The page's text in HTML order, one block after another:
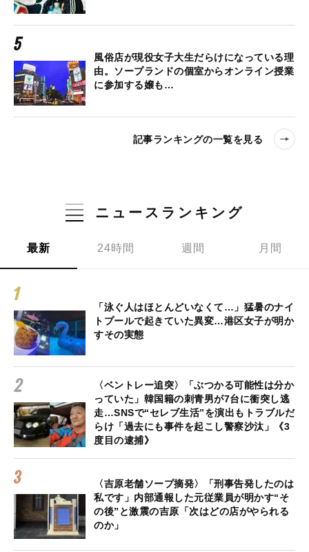
風俗店が現役女子大生だらけになっている理
由。ソープランドの個室からオンライン授業
に参加する嬢も…
記事ランキングの一覧を見る
ニュースランキング
最新 24時間 週間 月間
「泳ぐ人はほとんどいなくて…」猛暑のナイ
トプールで起きていた異変…港区女子が明か
すその実態
〈ベントレー追突〉「ぶつかる可能性は分か
っていた」韓国籍の刺青男が7台に衝突し逃
走…SNSで“セレブ生活”を演出もトラブルだ
らけ「過去にも事件を起こし警察沙汰」《3
度目の逮捕》
〈吉原老舗ソープ摘発〉「刑事告発したのは
私です」内部通報した元従業員が明かす“そ
の後”と激震の吉原「次はどの店がやられる
のか」